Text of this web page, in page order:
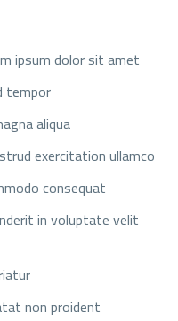
ipsum dolor sit amet
tempor
aliqua
exercitation ullamco
consequat
in voluptate velit
non proident